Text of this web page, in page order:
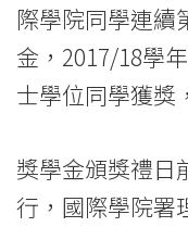
Hong
Kong
Baptist
University
際學院同學連續
金，2017/18學
士學位同學獲獎
獎學金頒獎禮日
行，國際學院署